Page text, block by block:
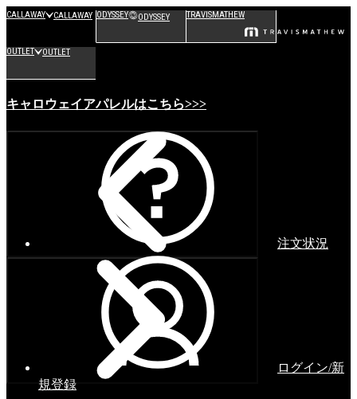
CALLAWAY CALLAWAY ODYSSEY ODYSSEY TRAVISMATHEW
OUTLET OUTLET
キャロウェイアパレルはこちら>>>
注文状況
ログイン/新
規登録